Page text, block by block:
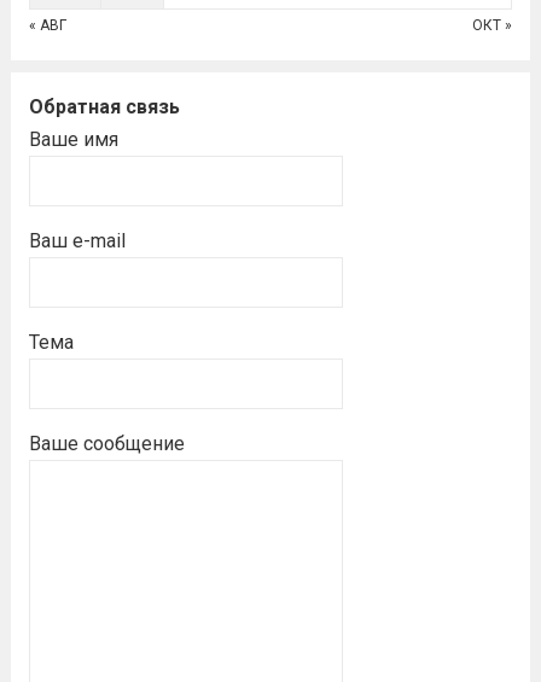
« АВГ ОКТ »
Обратная связь
Ваше имя
Ваш e-mail
Тема
Ваше сообщение